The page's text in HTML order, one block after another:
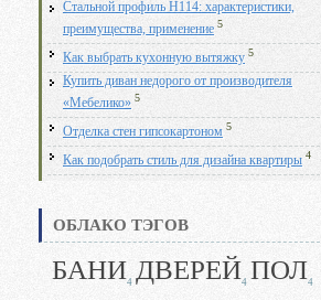
Стальной профиль Н114: характеристики,
преимущества, применение 5
Как выбрать кухонную вытяжку 5
Купить диван недорого от производителя
«Мебелико» 5
Отделка стен гипсокартоном 5
Как подобрать стиль для дизайна квартиры 4
ОБЛАКО ТЭГОВ
БАНИ4 ДВЕРЕЙ4 ПОЛ4